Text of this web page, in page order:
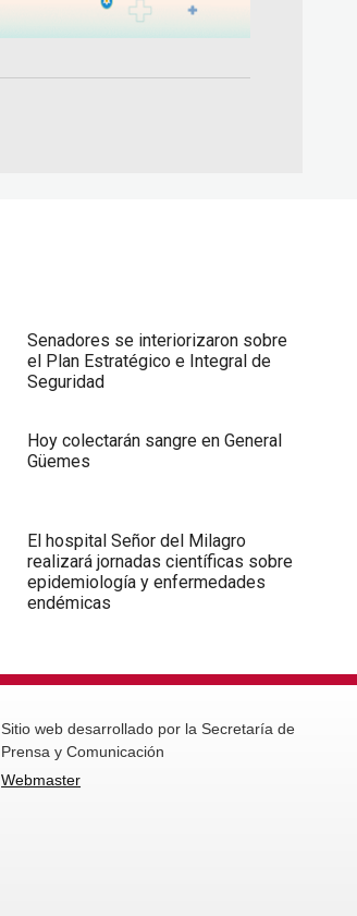
Senadores se interiorizaron sobre
el Plan Estratégico e Integral de
Seguridad
Hoy colectarán sangre en General
Güemes
El hospital Señor del Milagro
realizará jornadas científicas sobre
epidemiología y enfermedades
endémicas
Sitio web desarrollado por la Secretaría de
Prensa y Comunicación
Webmaster